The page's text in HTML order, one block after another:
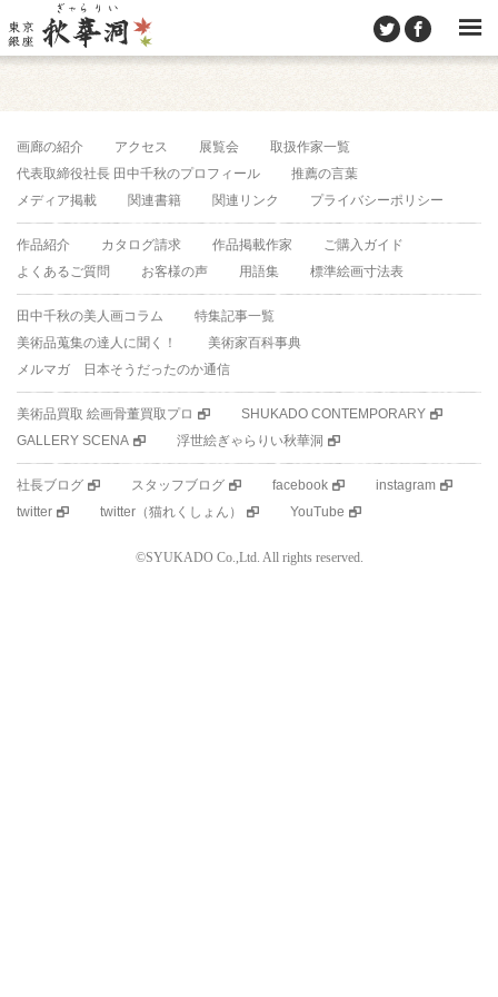
画廊の紹介 アクセス 展覧会
取扱作家一覧
代表取締役社長 田中千秋のプロフィール
推薦の言葉
メディア掲載
関連書籍 関連リンク プライバシーポリシー
作品紹介 カタログ請求 作品掲載作家
ご購入ガイド
よくあるご質問
お客様の声 用語集 標準絵画寸法表
田中千秋の美人画コラム
特集記事一覧
美術品蒐集の達人に聞く！
美術家百科事典
メルマガ 日本そうだったのか通信
美術品買取 絵画骨董買取プロ
SHUKADO CONTEMPORARY
GALLERY SCENA
浮世絵ぎゃらりい秋華洞
社長ブログ スタッフブログ facebook
instagram
twitter
twitter（猫れくしょん） YouTube
©SYUKADO Co.,Ltd. All rights reserved.